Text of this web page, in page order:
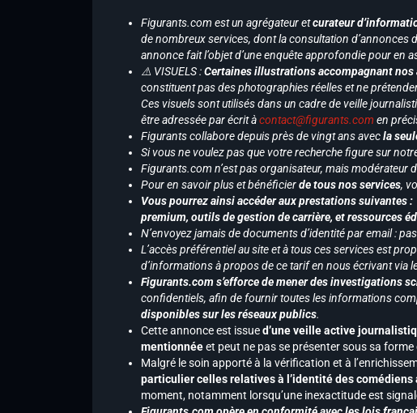
Figurants.com est un agrégateur etcurateur
de nombreux services, dont la consultation d’annonces
annonce fait l’objet d’une enquête approfondie pour
⚠️ VISUELS :Certaines illustrations accompagnant
constituent pas des photographies réelles et ne
Ces visuels sont utilisés dans un cadre de veille
être adressée par écrit àcontact@figurants.com en
Figurants collabore depuis près de vingt ans avecla
Si vous ne voulez pas que votre recherche figure sur
Figurants.com n’est pas organisateur, mais
Pour en savoir plus et bénéficierde tous nos services,
Vous pourrez ainsi accéder aux prestations suivantes
premium, outils de gestion de carrière, et ressources
N’envoyez jamais de documents d’identité par email :
L’accès préférentiel au site et à tous ces services est
d’informations à propos de ce tarif en nous écrivant via
Figurants.com s’efforce de mener des investigations
confidentiels, afin de fournir toutes les informations
disponibles sur les réseaux publics.
Cette annonce est issued’une veille active
mentionnéeet peut ne pas se présenter sous sa
Malgré le soin apporté à la vérification et à
particulier celles relatives à l’identité des comédiens
moment, notamment lorsqu’une inexactitude est